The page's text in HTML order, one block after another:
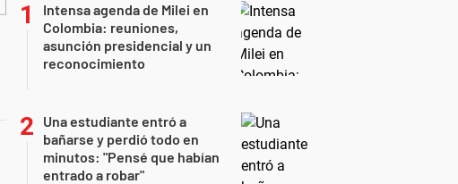
Intensa agenda de Milei en
Colombia: reuniones,
asunción presidencial y un
reconocimiento
Una estudiante entró a
bañarse y perdió todo en
minutos: "Pensé que habían
entrado a robar"